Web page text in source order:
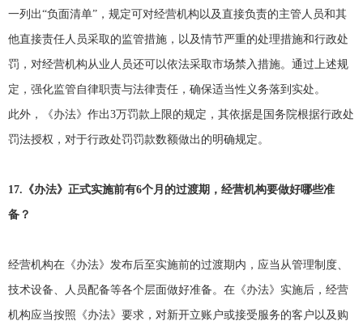
一列出“负面清单”，规定可对经营机构以及直接负责的主管人员和其
他直接责任人员采取的监管措施，以及情节严重的处理措施和行政处
罚，对经营机构从业人员还可以依法采取市场禁入措施。通过上述规
定，强化监管自律职责与法律责任，确保适当性义务落到实处。
此外，《办法》作出3万罚款上限的规定，其依据是国务院根据行政处
罚法授权，对于行政处罚罚款数额做出的明确规定。
17. 《办法》正式实施前有6个月的过渡期，经营机构要做好哪些准
备？
经营机构在《办法》发布后至实施前的过渡期内，应当从管理制度、
技术设备、人员配备等各个层面做好准备。在《办法》实施后，经营
机构应当按照《办法》要求，对新开立账户或接受服务的客户以及购